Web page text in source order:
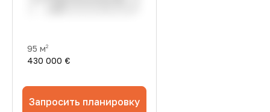
95 м2
430 000 €
Запросить планировку